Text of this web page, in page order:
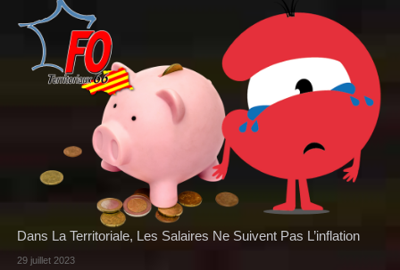
Dans La Territoriale, Les Salaires Ne Suivent Pas L’inflation
29 juillet 2023